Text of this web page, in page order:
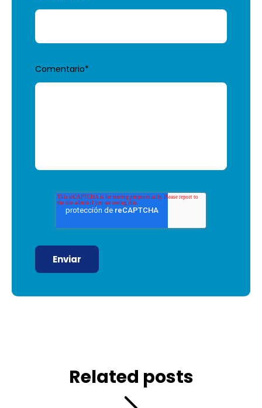
Comentario*
Related posts